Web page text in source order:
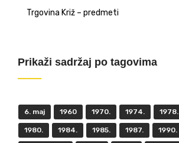
Trgovina Križ – predmeti
Prikaži sadržaj po tagovima
6. maj 1960 1970. 1974. 1978.
1980. 1984. 1985. 1987. 1990.